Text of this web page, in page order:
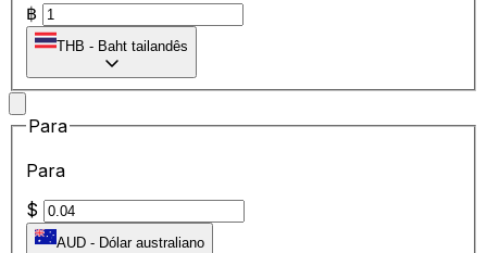
฿
THB - Baht tailandês
Para
Para
$
AUD - Dólar australiano